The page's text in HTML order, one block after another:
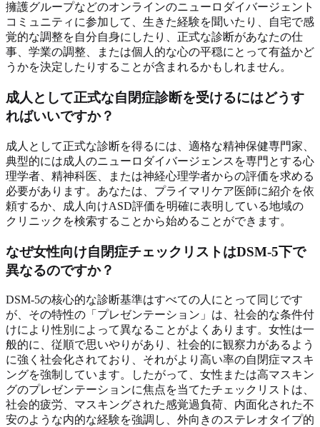
擁護グループなどのオンラインのニューロダイバージェント
コミュニティに参加して、生きた経験を聞いたり、自宅で感
覚的な調整を自分自身にしたり、正式な診断があなたの仕
事、学業の調整、または個人的な心の平穏にとって有益かど
うかを決定したりすることが含まれるかもしれません。
成人として正式な自閉症診断を受けるにはどうす
ればいいですか？
成人として正式な診断を得るには、適格な精神保健専門家、
典型的には成人のニューロダイバージェンスを専門とする心
理学者、精神科医、または神経心理学者からの評価を求める
必要があります。あなたは、プライマリケア医師に紹介を依
頼するか、成人向けASD評価を明確に表明している地域の
クリニックを検索することから始めることができます。
なぜ女性向け自閉症チェックリストはDSM-5下で
異なるのですか？
DSM-5の核心的な診断基準はすべての人にとって同じです
が、その特性の「プレゼンテーション」は、社会的な条件付
けにより性別によって異なることがよくあります。女性は一
般的に、従順で思いやりがあり、社会的に観察力があるよう
に強く社会化されており、それがより高い率の自閉症マスキ
ングを強制しています。したがって、女性または高マスキン
グのプレゼンテーションに焦点を当てたチェックリストは、
社会的疲労、マスキングされた感覚過負荷、内面化された不
安のような内的な経験を強調し、外向きのステレオタイプ的